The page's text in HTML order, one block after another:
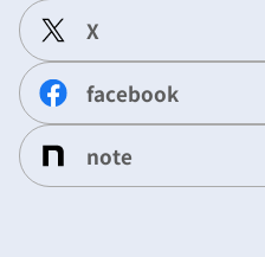
X
facebook
note